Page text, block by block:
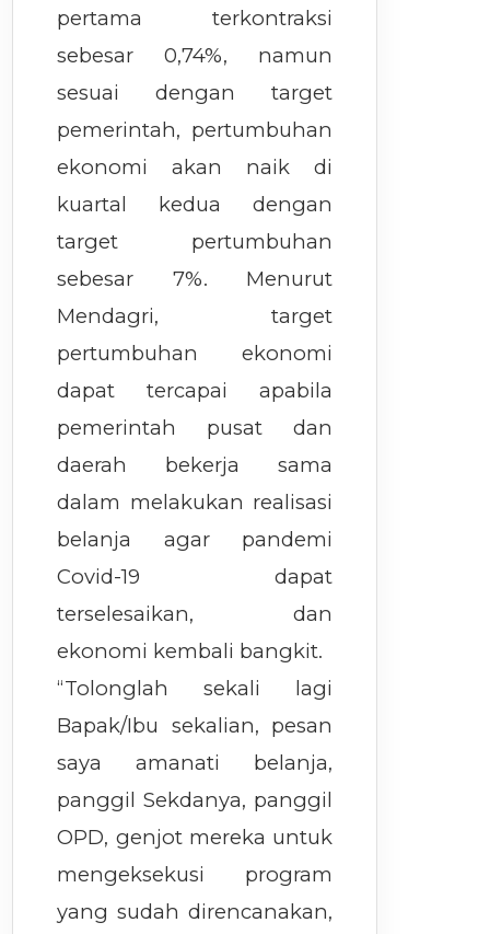
pertama terkontraksi
sebesar 0,74%, namun
sesuai dengan target
pemerintah, pertumbuhan
ekonomi akan naik di
kuartal kedua dengan
target pertumbuhan
sebesar 7%. Menurut
Mendagri, target
pertumbuhan ekonomi
dapat tercapai apabila
pemerintah pusat dan
daerah bekerja sama
dalam melakukan realisasi
belanja agar pandemi
Covid-19 dapat
terselesaikan, dan
ekonomi kembali bangkit.
“Tolonglah sekali lagi
Bapak/Ibu sekalian, pesan
saya amanati belanja,
panggil Sekdanya, panggil
OPD, genjot mereka untuk
mengeksekusi program
yang sudah direncanakan,